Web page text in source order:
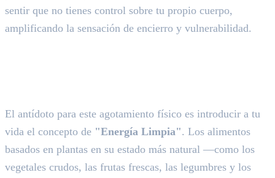
sentir que no tienes control sobre tu propio cuerpo,
amplificando la sensación de encierro y vulnerabilidad.
El antídoto para este agotamiento físico es introducir a tu
vida el concepto de "Energía Limpia". Los alimentos
basados en plantas en su estado más natural —como los
vegetales crudos, las frutas frescas, las legumbres y los